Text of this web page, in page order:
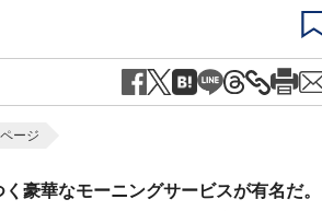
ージ
豪華なモーニングサービスが有名だ。